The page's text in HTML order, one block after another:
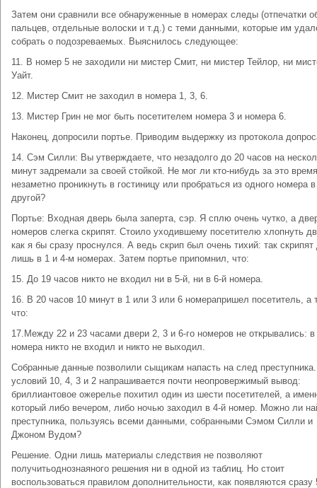
Затем они сравнили все обнаруженные в номерах следы (отпечатки
пальцев, отдельные волоски и т.д.) с теми данными, которые им
собрать о подозреваемых. Выяснилось следующее:
11. В номер 5 не заходили ни мистер Смит, ни мистер Тейлор, ни
Уайт.
12. Мистер Смит не заходил в номера 1, 3, 6.
13. Мистер Грин не мог быть посетителем номера 3 и номера 6.
Наконец, допросили портье. Приводим выдержку из протокола
14. Сэм Силли: Вы утверждаете, что незадолго до 20 часов на
минут задремали за своей стойкой. Не мог ли кто-нибудь за это время
незаметно проникнуть в гостиницу или пробраться из одного номера в
другой?
Портье: Входная дверь была заперта, сэр. Я сплю очень чутко, а
номеров слегка скрипят. Стоило уходившему посетителю хлопнуть
как я бы сразу проснулся. А ведь скрип был очень тихий: так скрипят
лишь в 1 и 4-м номерах. Затем портье припомнил, что:
15. До 19 часов никто не входил ни в 5-й, ни в 6-й номера.
16. В 20 часов 10 минут в 1 или 3 или 6 номерапришел посетитель, а
что:
17.Между 22 и 23 часами двери 2, 3 и 6-го номеров не открывались: в
номера никто не входил и никто не выходил.
Собранные данные позволили сыщикам напасть на след
условий 10, 4, 3 и 2 напрашивается почти неопровержимый вывод:
бриллиантовое ожерелье похитил один из шести посетителей, а
который либо вечером, либо ночью заходил в 4-й номер. Можно ли
преступника, пользуясь всеми данными, собранными Сэмом Силли и
Джоном Вудом?
Решение. Одни лишь материалы следствия не позволяют
получитьоднознаяного решения ни в одной из таблиц. Но стоит
воспользоваться правилом дополнительности, как появляются сразу